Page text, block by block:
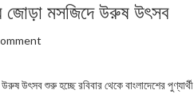
জোড়া মসজিদে উরুষ উৎসব
উৎসব শুরু হচ্ছে রবিবার থেকে বাংলাদেশের পুণ্যার্থী